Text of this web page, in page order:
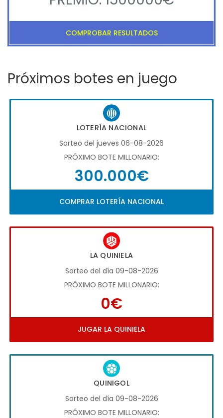
COMPROBAR RESULTADOS
Próximos botes en juego
LOTERÍA NACIONAL
Sorteo del jueves 06-08-2026
PRÓXIMO BOTE MILLONARIO:
300.000€
COMPRAR LOTERÍA NACIONAL
LA QUINIELA
Sorteo del día 09-08-2026
PRÓXIMO BOTE MILLONARIO:
0€
JUGAR LA QUINIELA
QUINIGOL
Sorteo del día 09-08-2026
PRÓXIMO BOTE MILLONARIO: